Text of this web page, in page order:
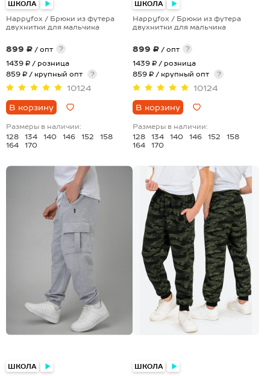
ШКОЛА
Happyfox / Брюки из футера
двухнитки для мальчика
899 ₽ / опт
?
1439 ₽ / розница
859 ₽ / крупный опт
?
10124
В корзину
Размеры в наличии:
128
134 140 146 152
158
164
170
ШКОЛА
Happyfox / Брюки из футера
двухнитки для мальчика
899 ₽ / опт
?
1439 ₽ / розница
859 ₽ / крупный опт
?
10124
В корзину
Размеры в наличии:
128
134 140 146 152
158
164
170
ШКОЛА ШКОЛА